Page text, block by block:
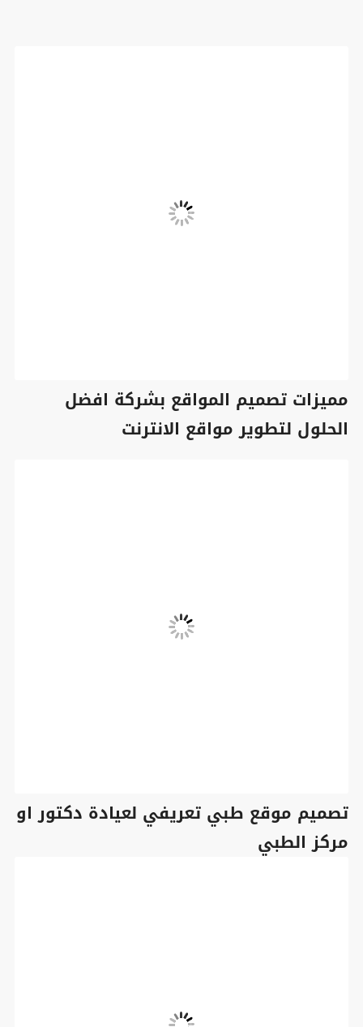
مميزات تصميم المواقع بشركة افضل
الحلول لتطوير مواقع الانترنت
تصميم موقع طبي تعريفي لعيادة دكتور او
مركز الطبي